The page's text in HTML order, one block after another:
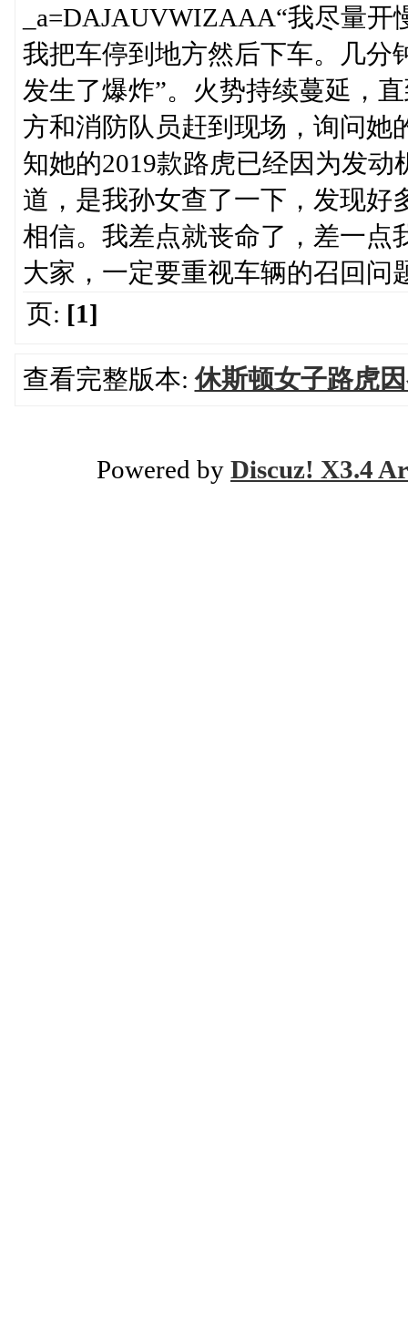
_a=DAJAUVWIZAAA“我尽量
我把车停到地方然后下车。几分
发生了爆炸”。火势持续蔓延，
方和消防队员赶到现场，询问她
知她的2019款路虎已经因为发
道，是我孙女查了一下，发现好
相信。我差点就丧命了，差一点
大家，一定要重视车辆的召回问
页: [1]
查看完整版本:休斯顿女子路虎
Powered by Discuz! X3.4